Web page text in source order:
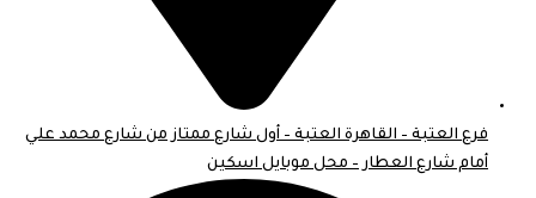
فرع العتبة – القاهرة العتبة – أول شارع ممتاز من شارع محمد علي
أمام شارع العطار – محل موبايل اسكين